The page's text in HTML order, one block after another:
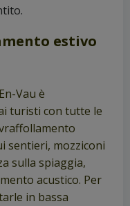
estivo
Vau è
turisti con tutte le
sentieri, mozziconi
sulla spiaggia,
acustico. Per
in bassa